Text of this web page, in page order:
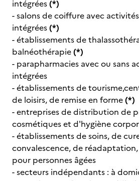
intégrées(*)
- salons de coiffure avec
intégrées(*)
- établissements de
balnéothérapie(*)
- parapharmacies avec ou sans
intégrées
- établissements de
de loisirs, de remise en forme(*)
- entreprises de distribution de
cosmétiques et d'hygiène
- établissements de soins, de
convalescence, de
pour personnes âgées
- secteurs indépendants : à